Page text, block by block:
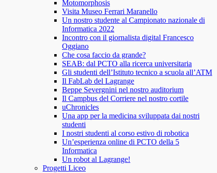
Motomorphosis
Visita Museo Ferrari Maranello
Un nostro studente al Campionato nazionale di
Informatica 2022
Incontro con il giornalista digital Francesco
Oggiano
Che cosa faccio da grande?
SEAB: dal PCTO alla ricerca universitaria
Gli studenti dell’Istituto tecnico a scuola all’ATM
Il FabLab del Lagrange
Beppe Severgnini nel nostro auditorium
Il Campbus del Corriere nel nostro cortile
uChronicles
Una app per la medicina sviluppata dai nostri
studenti
I nostri studenti al corso estivo di robotica
Un’esperienza online di PCTO della 5
Informatica
Un robot al Lagrange!
Progetti Liceo